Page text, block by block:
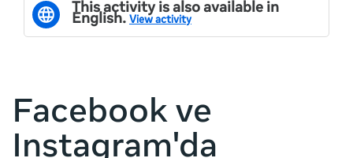
This activity is also available in
English. View activity
Facebook ve
Instagram'da